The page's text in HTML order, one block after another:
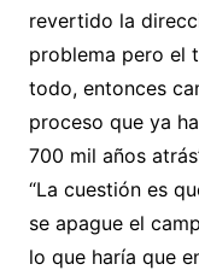
revertido la
problema pero el
todo, entonces
proceso que ya
700 mil años
“La cuestión es
se apague el
lo que haría que